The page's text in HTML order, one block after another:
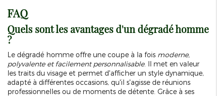
FAQ
Quels sont les avantages d'un dégradé homme
?
Le dégradé homme offre une coupe à la fois moderne,
polyvalente et facilement personnalisable. Il met en valeur
les traits du visage et permet d'afficher un style dynamique,
adapté à différentes occasions, qu'il s'agisse de réunions
professionnelles ou de moments de détente. Grâce à ses